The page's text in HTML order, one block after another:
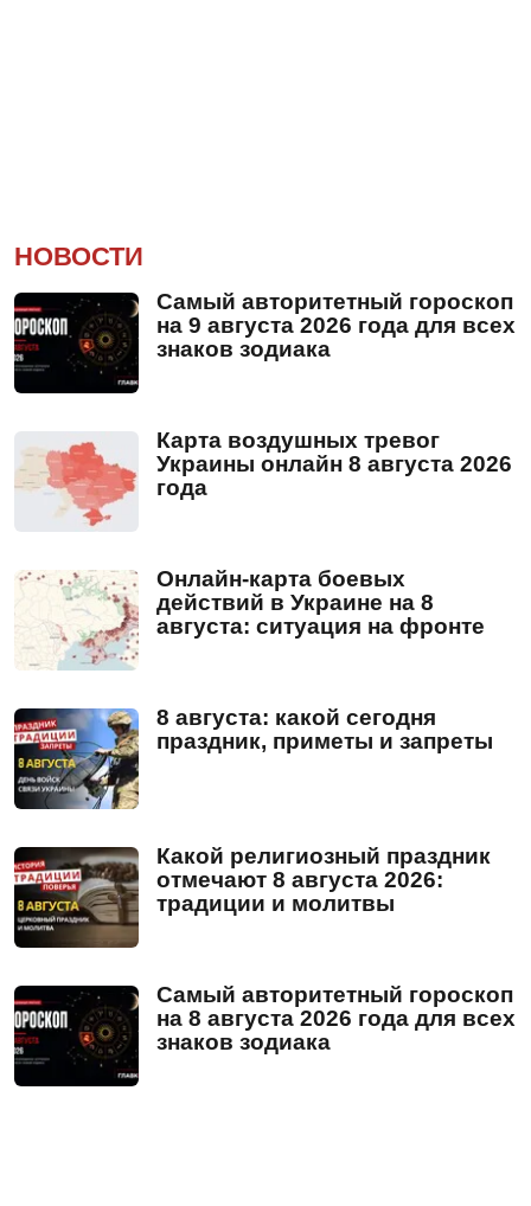
НОВОСТИ
Самый авторитетный гороскоп
на 9 августа 2026 года для всех
знаков зодиака
Карта воздушных тревог
Украины онлайн 8 августа 2026
года
Онлайн-карта боевых
действий в Украине на 8
августа: ситуация на фронте
8 августа: какой сегодня
праздник, приметы и запреты
Какой религиозный праздник
отмечают 8 августа 2026:
традиции и молитвы
Самый авторитетный гороскоп
на 8 августа 2026 года для всех
знаков зодиака